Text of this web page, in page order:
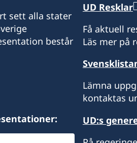
sett alla stater
består
UD Resklar
Få aktuell
Läs mer på
Lämna
kontaktas
UD:s